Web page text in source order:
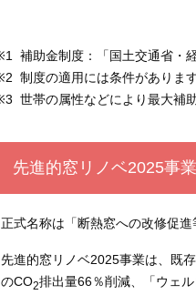
補助金制度：「国土交通省・
制度の適用には条件があります
世帯の属性などにより最大補
先進的窓リノベ2025事業
正式名称は「断熱窓への改修促
先進的窓リノベ2025事業は、既
のCO2排出量66％削減、「ウェ